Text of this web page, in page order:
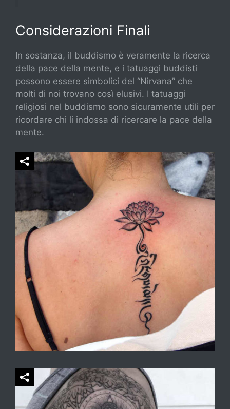
Considerazioni Finali
In sostanza, il buddismo è veramente la ricerca
della pace della mente, e i tatuaggi buddisti
possono essere simbolici del “Nirvana” che
molti di noi trovano così elusivi. I tatuaggi
religiosi nel buddismo sono sicuramente utili per
ricordare chi li indossa di ricercare la pace della
mente.